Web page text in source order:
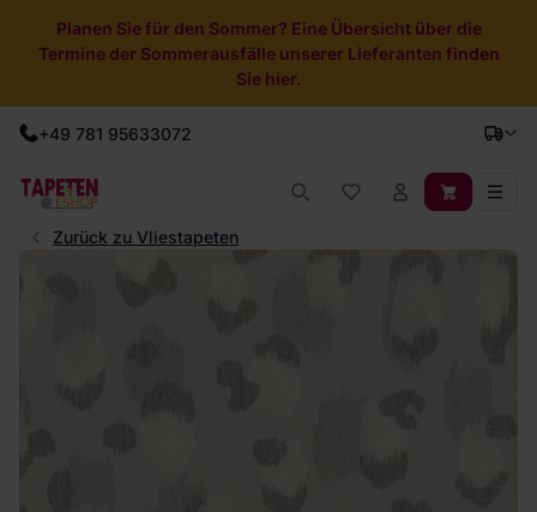
Planen Sie für den Sommer? Eine Übersicht über die
Termine der Sommerausfälle unserer Lieferanten finden
Sie hier.
+49 781 95633072
Zurück zu Vliestapeten